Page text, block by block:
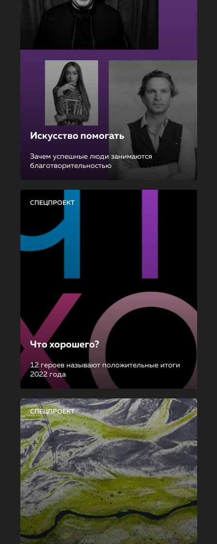
Искусство помогать
Зачем успешные люди занимаются
благотворительностью
СПЕЦПРОЕКТ
Что хорошего?
12 героев называют положительные итоги
2022 года
СПЕЦПРОЕКТ